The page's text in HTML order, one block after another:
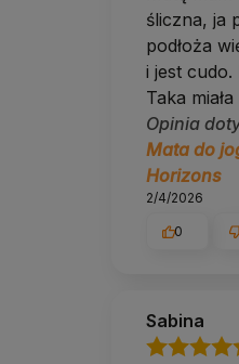
Mikrofibra,
Mikrofibra
trzyma
Jeśli podoba
Kolory
świetle.
Wysoka
Zanim mata do jogi
przedsiębiorstwa
Pielęgnacja i
śliczna, ja
podłoża
i jest cudo.
Taka
Opinia
Mata do
Horizons
2/4/2026
0
Sabina